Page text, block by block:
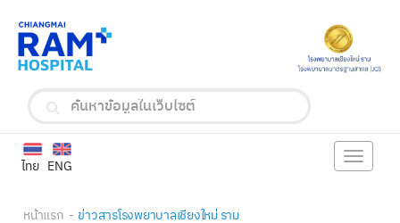
ENG
ไทย Toggle
หน้าแรก ข่าวสารโรงพยาบาลเชียงใหม่ ราม